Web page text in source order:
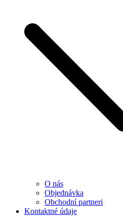
O nás
Objednávka
Obchodní partneri
Kontaktné údaje